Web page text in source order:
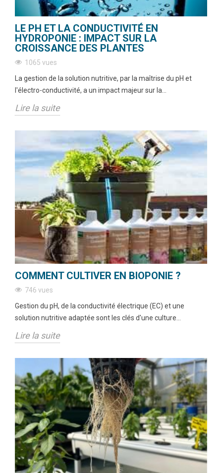
LE PH ET LA CONDUCTIVITÉ EN
HYDROPONIE : IMPACT SUR LA
CROISSANCE DES PLANTES
1065 vues
La gestion de la solution nutritive, par la maîtrise du pH et
l'électro-conductivité, a un impact majeur sur la...
Lire la suite
COMMENT CULTIVER EN BIOPONIE ?
746 vues
Gestion du pH, de la conductivité électrique (EC) et une
solution nutritive adaptée sont les clés d'une culture...
Lire la suite